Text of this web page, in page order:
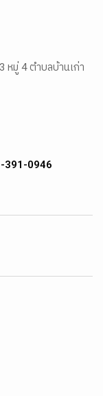
หมู่ 4 ตำบลบ้านเก่า
391-0946